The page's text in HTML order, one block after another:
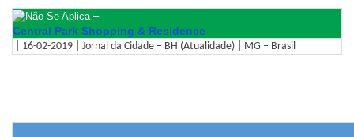
–
Central Park Shopping & Residence
| 16-02-2019 | Jornal da Cidade – BH (Atualidade) | MG – Brasil